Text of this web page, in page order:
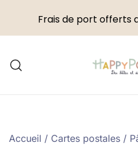
content
Accueil / Cartes postales /
Frais de port offerts